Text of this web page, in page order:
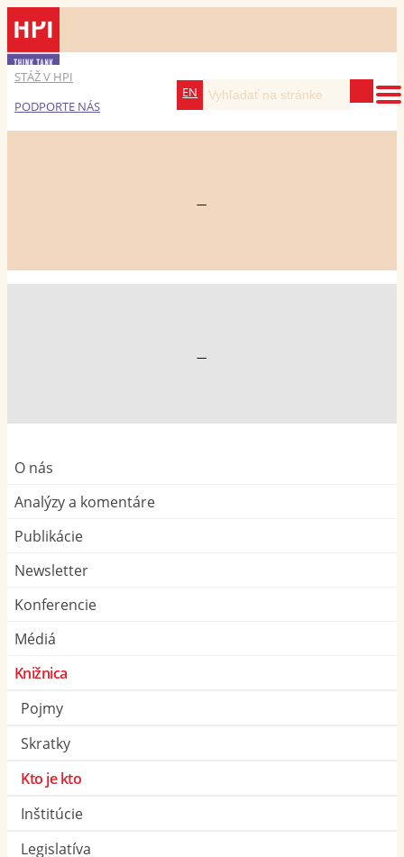
STÁŽ V HPI
PODPORTE NÁS
EN
—
—
O nás
Analýzy a komentáre
Publikácie
Newsletter
Konferencie
Médiá
Knižnica
Pojmy
Skratky
Kto je kto
Inštitúcie
Legislatíva